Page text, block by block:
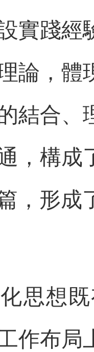
實踐經
論，體
結合、
，構成
，形成
思想
作布局